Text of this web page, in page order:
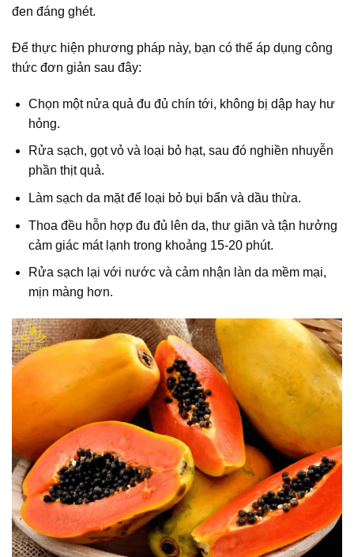
đen đáng ghét.
Để thực hiện phương pháp này, bạn có thể áp dụng công
thức đơn giản sau đây:
Chọn một nửa quả đu đủ chín tới, không bị dập hay hư
hỏng.
Rửa sạch, gọt vỏ và loại bỏ hạt, sau đó nghiền nhuyễn
phần thịt quả.
Làm sạch da mặt để loại bỏ bụi bẩn và dầu thừa.
Thoa đều hỗn hợp đu đủ lên da, thư giãn và tận hưởng
cảm giác mát lạnh trong khoảng 15-20 phút.
Rửa sạch lại với nước và cảm nhận làn da mềm mại,
mịn màng hơn.